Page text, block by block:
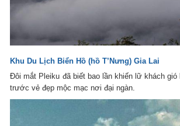
Khu Du Lịch Biển Hồ (hồ T’Nưng) Gia Lai
Đôi mắt Pleiku đã biết bao lần khiến lữ khách gió
trước vẻ đẹp mộc mạc nơi đại ngàn.